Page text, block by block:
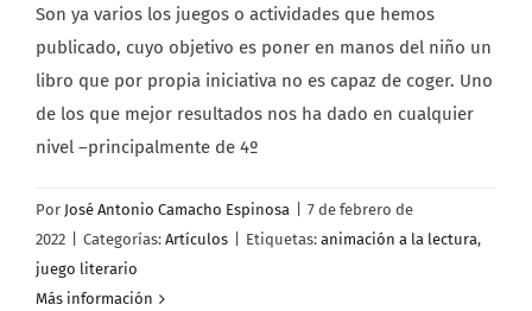
Son ya varios los juegos o actividades que hemos
publicado, cuyo objetivo es poner en manos del niño un
libro que por propia iniciativa no es capaz de coger. Uno
de los que mejor resultados nos ha dado en cualquier
nivel –principalmente de 4º
Por José Antonio Camacho Espinosa
7 de febrero de
2022
Categorías: Artículos Etiquetas: animación a la lectura,
juego literario
Más información